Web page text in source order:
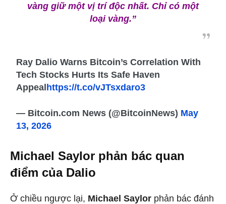
vàng giữ một vị trí độc nhất. Chỉ có một
loại vàng.”
Ray Dalio Warns Bitcoin’s Correlation With
Tech Stocks Hurts Its Safe Haven
Appealhttps://t.co/vJTsxdaro3
— Bitcoin.com News (@BitcoinNews) May
13, 2026
Michael Saylor phản bác quan
điểm của Dalio
Ở chiều ngược lại, Michael Saylor phản bác đánh